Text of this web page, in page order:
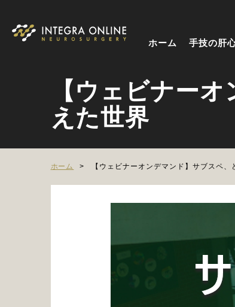
ホーム 手技の肝
【ウェビナー
えた世界
ホーム 【ウェビナーオンデマンド】サブスペ